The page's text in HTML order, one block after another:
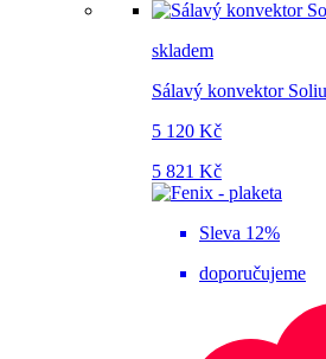
skladem
Sálavý konvektor
5 120 Kč
5 821 Kč
Sleva 12%
doporučujeme